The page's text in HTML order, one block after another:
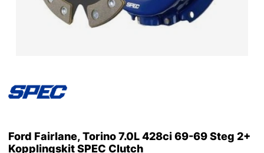
Ford Fairlane, Torino 7.0L 428ci 69-69 Steg 2+
Kopplingskit SPEC Clutch